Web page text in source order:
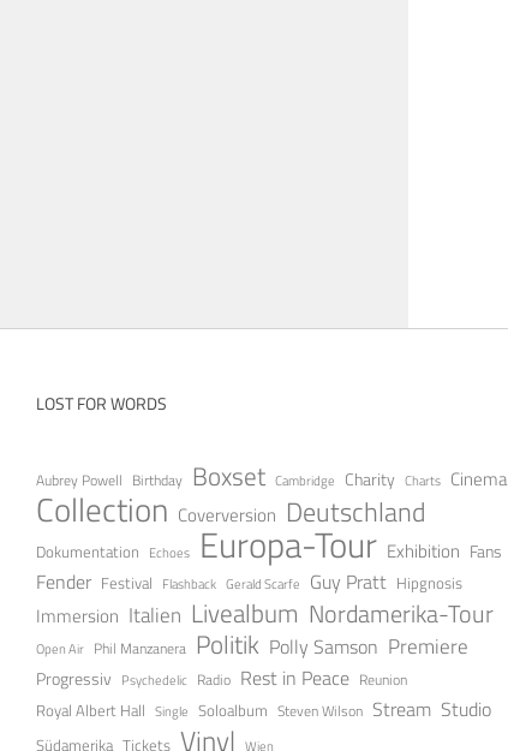
LOST FOR WORDS
Aubrey Powell Birthday Boxset Cambridge Charity Charts Cinema
Collection Coverversion Deutschland
Dokumentation Echoes Europa-Tour Exhibition Fans
Fender Festival Flashback Gerald Scarfe Guy Pratt Hipgnosis
Immersion Italien Livealbum Nordamerika-Tour
Open Air Phil Manzanera Politik Polly Samson Premiere
Progressiv Psychedelic Radio Rest in Peace Reunion
Royal Albert Hall Single Soloalbum Steven Wilson Stream Studio
Südamerika Tickets Vinyl Wien